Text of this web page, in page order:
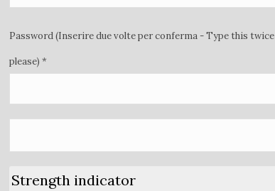
Password (Inserire due volte per conferma - Type this twice
please) *
Strength indicator